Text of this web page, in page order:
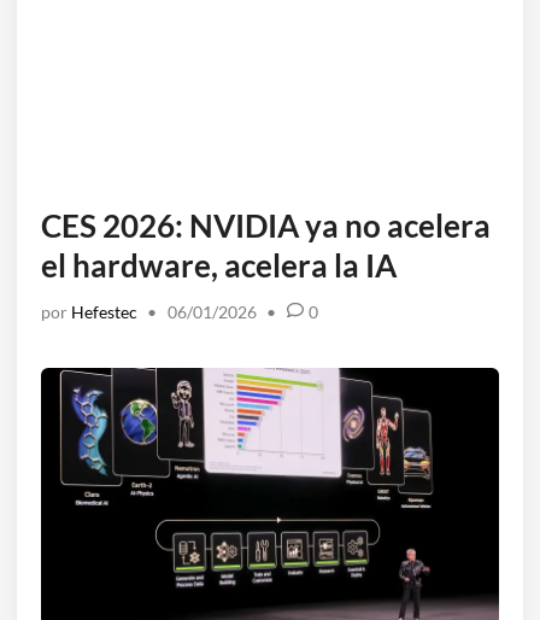
CES 2026: NVIDIA ya no acelera
el hardware, acelera la IA
por Hefestec • 06/01/2026 • 0